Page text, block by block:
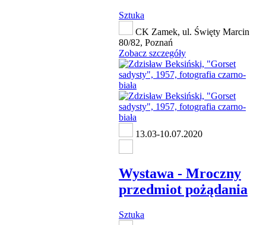
Sztuka
CK Zamek, ul. Święty Marcin
80/82, Poznań
Zobacz szczegóły
13.03-10.07.2020
Wystawa - Mroczny
przedmiot pożądania
Sztuka